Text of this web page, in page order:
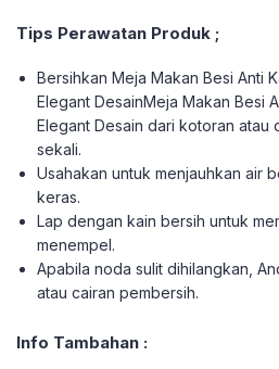
Tips Perawatan Produk ;
Bersihkan Meja Makan Besi Anti
Elegant DesainMeja Makan Besi
Elegant Desain dari kotoran atau
sekali.
Usahakan untuk menjauhkan air
keras.
Lap dengan kain bersih untuk
menempel.
Apabila noda sulit dihilangkan,
atau cairan pembersih.
Info Tambahan :